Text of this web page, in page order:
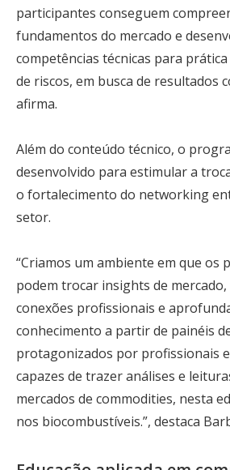
participantes conseguem
fundamentos do mercado e
competências técnicas para
de riscos, em busca de resultados
afirma.
Além do conteúdo técnico, o
desenvolvido para estimular a
o fortalecimento do networking
setor.
“Criamos um ambiente em que os
podem trocar insights de
conexões profissionais e
conhecimento a partir de painéis
protagonizados por profissionais
capazes de trazer análises e
mercados de commodities, nesta
nos biocombustíveis.”, destaca